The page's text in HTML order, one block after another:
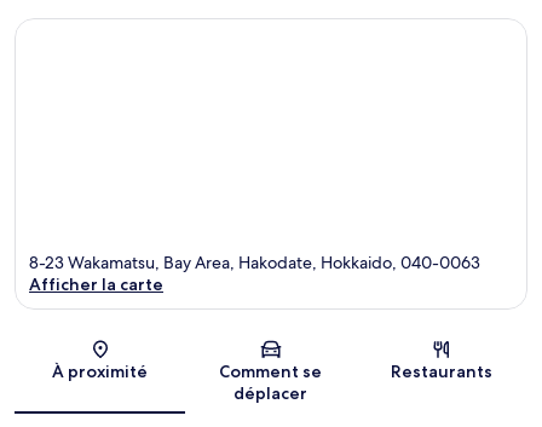
Carte
8-23 Wakamatsu, Bay Area, Hakodate, Hokkaido, 040-0063
Afficher la carte
À proximité
Comment se
déplacer
Restaurants